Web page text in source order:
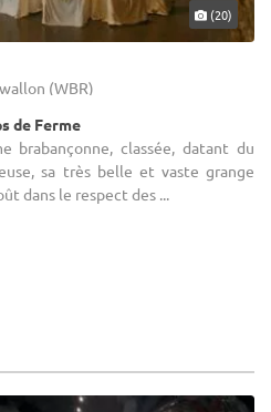
(20)
(WBR)
de Ferme
brabançonne, classée, datant du
sa très belle et vaste grange
dans le respect des ...